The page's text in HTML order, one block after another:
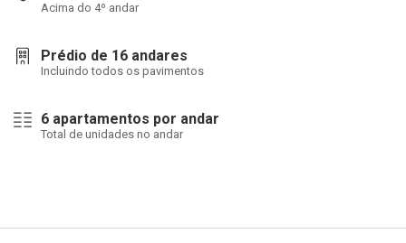
Acima do 4º andar
Prédio de 16 andares
Incluindo todos os pavimentos
6 apartamentos por andar
Total de unidades no andar